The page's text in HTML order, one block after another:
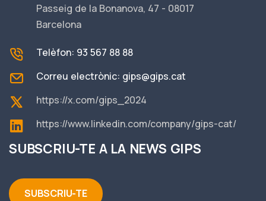
Passeig de la Bonanova, 47 - 08017
Barcelona
Telèfon: 93 567 88 88
Correu electrònic: gips@gips.cat
https://x.com/gips_2024
https://www.linkedin.com/company/gips-cat/
SUBSCRIU-TE A LA NEWS GIPS
SUBSCRIU-TE